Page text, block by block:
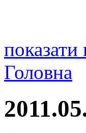
показати
Головна